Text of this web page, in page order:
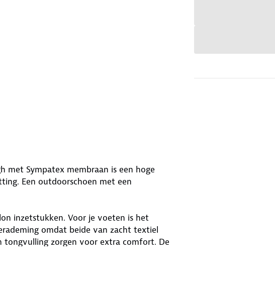
met Sympatex membraan is een hoge
Een outdoorschoen met een
inzetstukken. Voor je voeten is het
omdat beide van zacht textiel
tongvulling zorgen voor extra comfort. De
wordt geleverd. De veter kan individueel